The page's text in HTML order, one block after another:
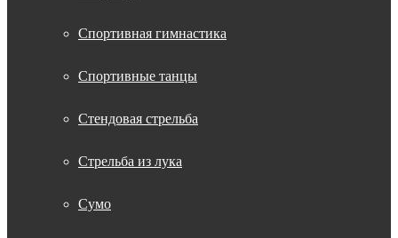
Спортивная гимнастика
Спортивные танцы
Стендовая стрельба
Стрельба из лука
Сумо